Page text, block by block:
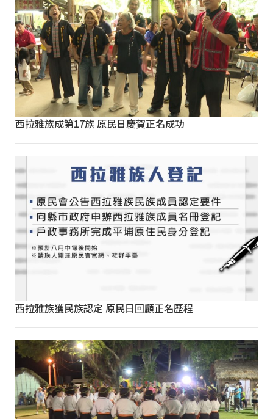
西拉雅族成第17族 原民日慶賀正名成功
西拉雅族獲民族認定 原民日回顧正名歷程